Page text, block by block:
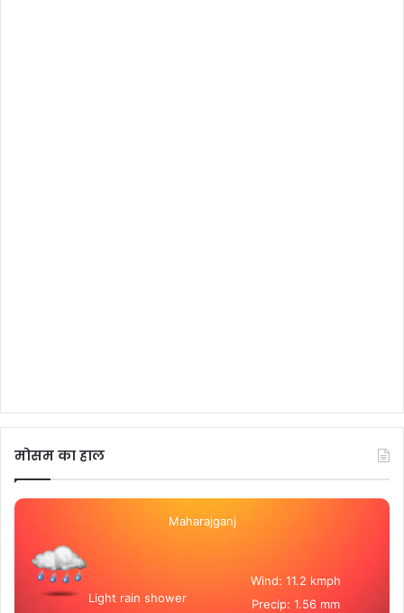
मोसम का हाल
Maharajganj
Light rain shower
Wind: 11.2 kmph
Precip: 1.56 mm